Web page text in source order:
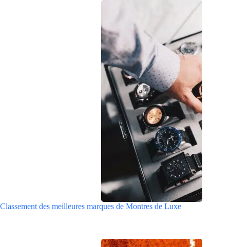
Classement des meilleures marques de Montres de Luxe